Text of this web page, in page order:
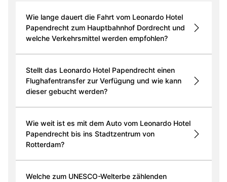
Wie lange dauert die Fahrt vom Leonardo Hotel
Papendrecht zum Hauptbahnhof Dordrecht und
welche Verkehrsmittel werden empfohlen?
Stellt das Leonardo Hotel Papendrecht einen
Flughafentransfer zur Verfügung und wie kann
dieser gebucht werden?
Wie weit ist es mit dem Auto vom Leonardo Hotel
Papendrecht bis ins Stadtzentrum von
Rotterdam?
Welche zum UNESCO-Welterbe zählenden